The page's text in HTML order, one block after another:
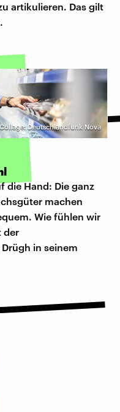
artikulieren. Das gilt
Deutschlandfunk Nova
die Hand: Die ganz
machen
Wie fühlen wir
der
in seinem